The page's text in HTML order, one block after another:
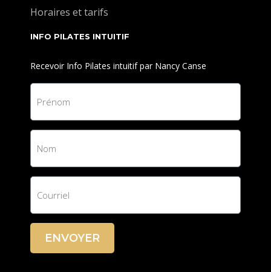
Horaires et tarifs
INFO PILATES INTUITIF
Recevoir Info Pilates intuitif par Nancy Canse
ENVOYER